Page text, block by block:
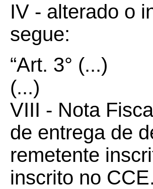
IV - alterado o
segue:
“Art. 3° (...)
(...)
VIII - Nota
de entrega de
remetente
inscrito no